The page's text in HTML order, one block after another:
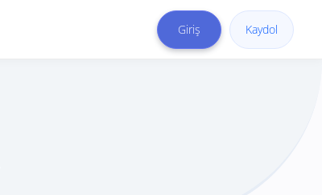
Giriş Kaydol